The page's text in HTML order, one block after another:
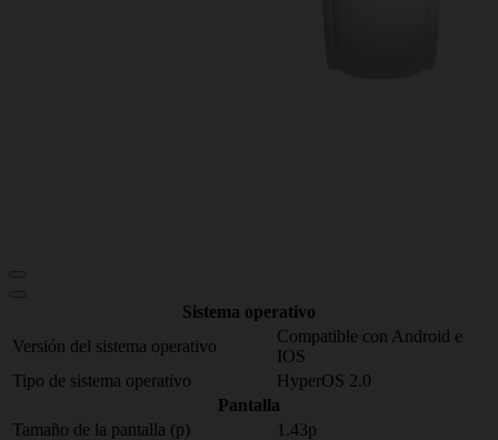
Sistema operativo
Versión del sistema operativo
Compatible con Android e
IOS
Tipo de sistema operativo
HyperOS 2.0
Pantalla
Tamaño de la pantalla (p)
1.43p